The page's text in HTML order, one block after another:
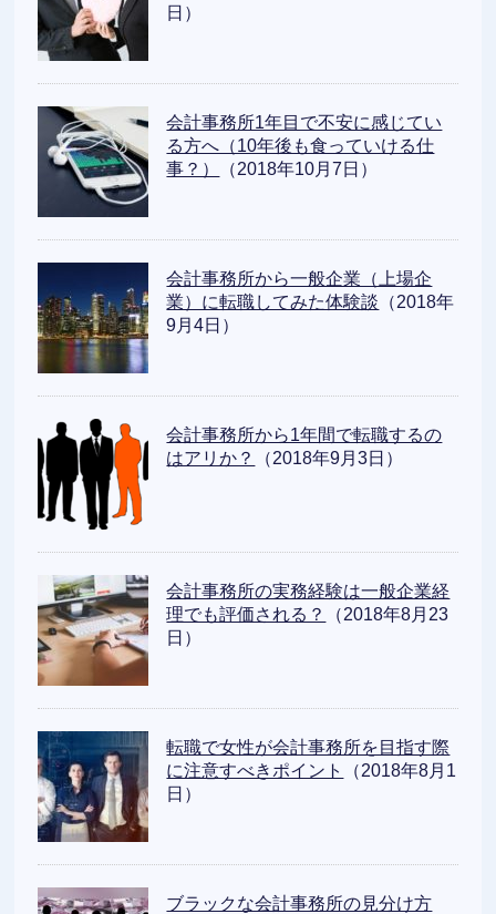
日）
会計事務所1年目で不安に感じてい
る方へ（10年後も食っていける仕
事？）
（2018年10月7日）
会計事務所から一般企業（上場企
業）に転職してみた体験談 （2018年
9月4日）
会計事務所から1年間で転職するの
はアリか？
（2018年9月3日）
会計事務所の実務経験は一般企業経
理でも評価される？
（2018年8月23
日）
転職で女性が会計事務所を目指す際
に注意すべきポイント
（2018年8月1
日）
ブラックな会計事務所の見分け方